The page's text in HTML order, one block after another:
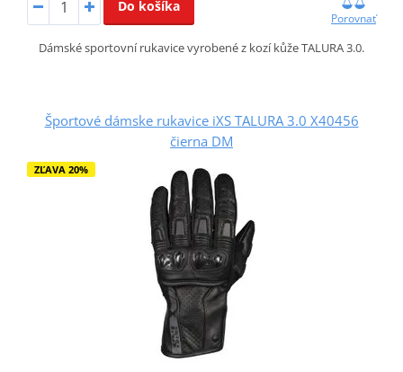
Do košíka
Porovnať
Dámské sportovní rukavice vyrobené z kozí kůže TALURA 3.0.
Športové dámske rukavice iXS TALURA 3.0 X40456
čierna DM
ZĽAVA 20%